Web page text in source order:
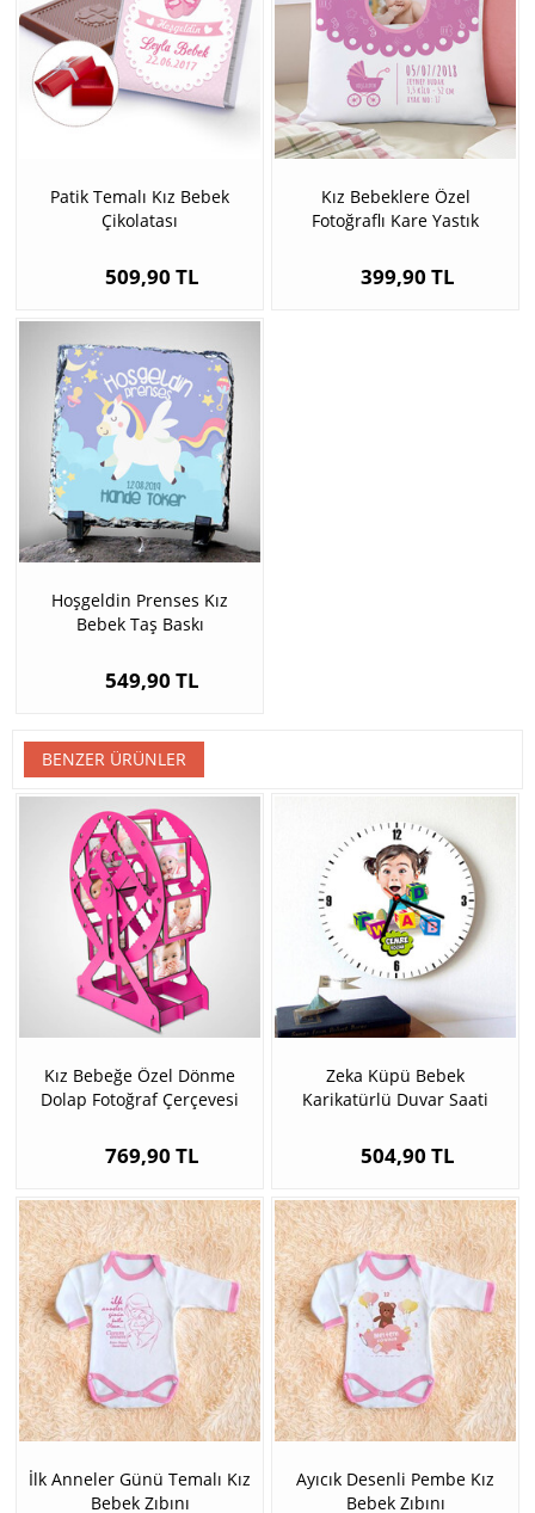
Patik Temalı Kız Bebek
Çikolatası
509,90 TL
Kız Bebeklere Özel
Fotoğraflı Kare Yastık
399,90 TL
Hoşgeldin Prenses Kız
Bebek Taş Baskı
549,90 TL
BENZER ÜRÜNLER
Kız Bebeğe Özel Dönme
Dolap Fotoğraf Çerçevesi
769,90 TL
Zeka Küpü Bebek
Karikatürlü Duvar Saati
504,90 TL
İlk Anneler Günü Temalı Kız
Bebek Zıbını
Ayıcık Desenli Pembe Kız
Bebek Zıbını